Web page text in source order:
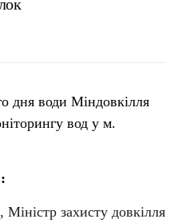
дня води Міндовкілля
вод у м.
захисту довкілля